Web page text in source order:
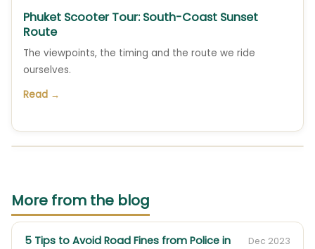
Phuket Scooter Tour: South-Coast Sunset
Route
The viewpoints, the timing and the route we ride
ourselves.
Read →
More from the blog
5 Tips to Avoid Road Fines from Police in
Dec 2023